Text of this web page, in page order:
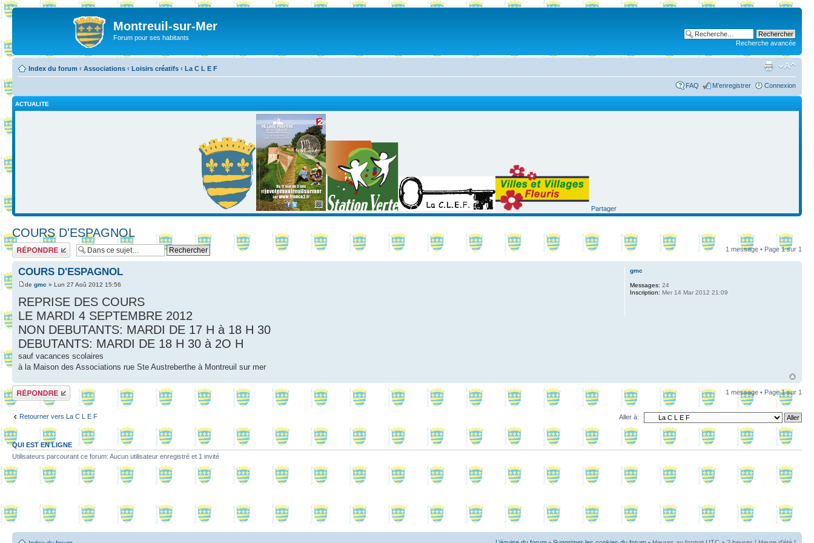
Montreuil-sur-Mer
Forum pour ses habitants
Recherche avancée
Index du forum ‹ Associations ‹ Loisirs créatifs ‹ La C L E F
FAQ M’enregistrer Connexion
ACTUALITE
Partager
COURS D'ESPAGNOL
Répondre 1 message • Page1sur 1
COURS D'ESPAGNOL
de gmc » Lun 27 Aoû 2012 15:56
REPRISE DES COURS
LE MARDI 4 SEPTEMBRE 2012
NON DEBUTANTS: MARDI DE 17 H à 18 H 30
DEBUTANTS: MARDI DE 18 H 30 à 2O H
sauf vacances scolaires
à la Maison des Associations rue Ste Austreberthe à Montreuil sur mer
gmc
Messages: 24
Inscription: Mer 14 Mar 2012 21:09
Répondre 1 message • Page1sur 1
Retourner vers La C L E F Aller à:
QUI EST EN LIGNE
Utilisateurs parcourant ce forum: Aucun utilisateur enregistré et 1 invité